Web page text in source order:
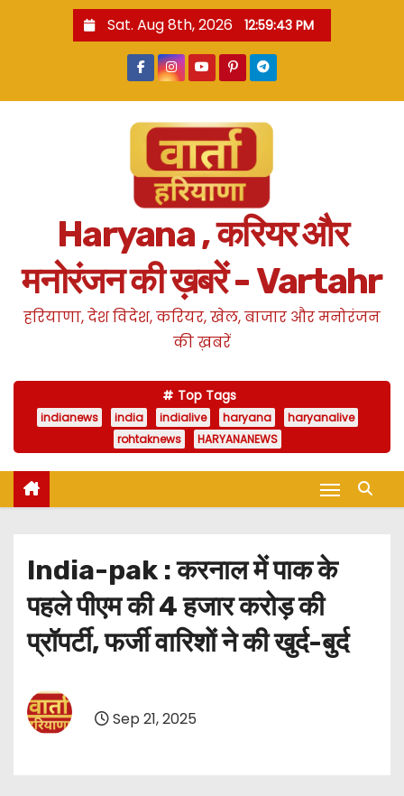
Sat. Aug 8th, 2026 12:59:44 PM
Haryana , करियर और
मनोरंजन की ख़बरें - Vartahr
हरियाणा, देश विदेश, करियर, खेल, बाजार और मनोरंजन
की ख़बरें
Top Tags
indianews india indialive haryana
haryanalive
rohtaknews
HARYANANEWS
India-pak : करनाल में पाक के
पहले पीएम की 4 हजार करोड़ की
प्रॉपर्टी, फर्जी वारिशों ने की खुर्द-बुर्द
Sep 21, 2025